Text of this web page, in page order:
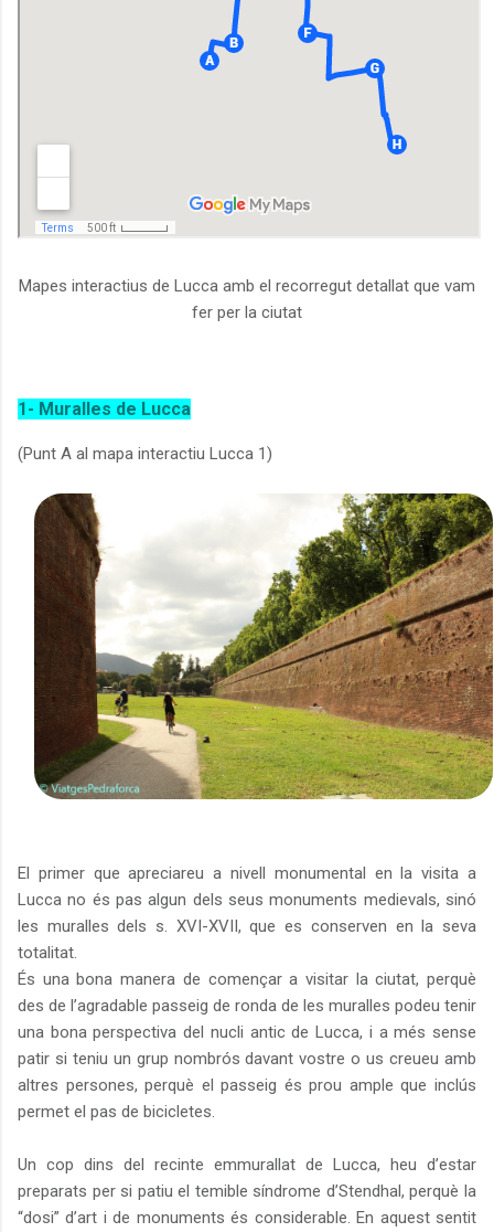
Mapes interactius de Lucca amb el recorregut detallat que vam
fer per la ciutat
1- Muralles de Lucca
(Punt A al mapa interactiu Lucca 1)
El primer que apreciareu a nivell monumental en la visita a
Lucca no és pas algun dels seus monuments medievals, sinó
les muralles dels s. XVI-XVII, que es conserven en la seva
totalitat.
És una bona manera de començar a visitar la ciutat, perquè
des de l’agradable passeig de ronda de les muralles podeu tenir
una bona perspectiva del nucli antic de Lucca, i a més sense
patir si teniu un grup nombrós davant vostre o us creueu amb
altres persones, perquè el passeig és prou ample que inclús
permet el pas de bicicletes.
Un cop dins del recinte emmurallat de Lucca, heu d’estar
preparats per si patiu el temible síndrome d’Stendhal, perquè la
“dosi” d’art i de monuments és considerable. En aquest sentit